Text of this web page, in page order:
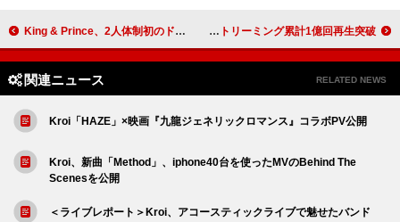
King & Prince、2人体制初のドームツアーをBlu-ray＆DVD化 HANA「Drop」自身2曲目のストリーミング累計1億回再生突破
関連ニュース RELATED NEWS
Kroi「HAZE」×映画『九龍ジェネリックロマンス』コラボPV公開
Kroi、新曲「Method」、iphone40台を使ったMVのBehind The
Scenesを公開
＜ライブレポート＞Kroi、アコースティックライブで魅せたバンド